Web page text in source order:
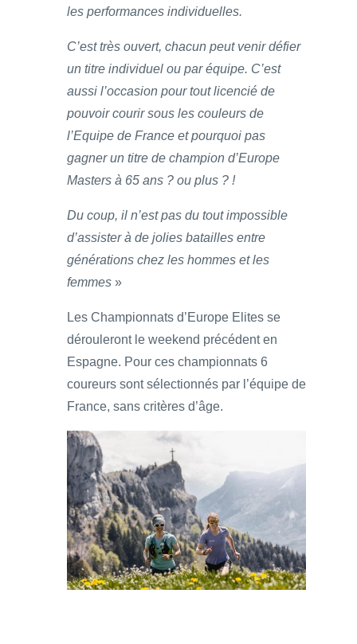
les performances individuelles.
C’est très ouvert, chacun peut venir défier
un titre individuel ou par équipe. C’est
aussi l’occasion pour tout licencié de
pouvoir courir sous les couleurs de
l’Equipe de France et pourquoi pas
gagner un titre de champion d’Europe
Masters à 65 ans ? ou plus ? !
Du coup, il n’est pas du tout impossible
d’assister à de jolies batailles entre
générations chez les hommes et les
femmes »
Les Championnats d’Europe Elites se
dérouleront le weekend précédent en
Espagne. Pour ces championnats 6
coureurs sont sélectionnés par l’équipe de
France, sans critères d’âge.